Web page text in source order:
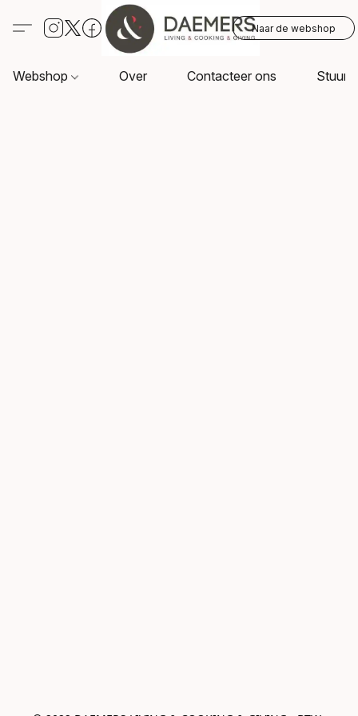
Naar de webshop
Webshop Over Contacteer ons Stuur